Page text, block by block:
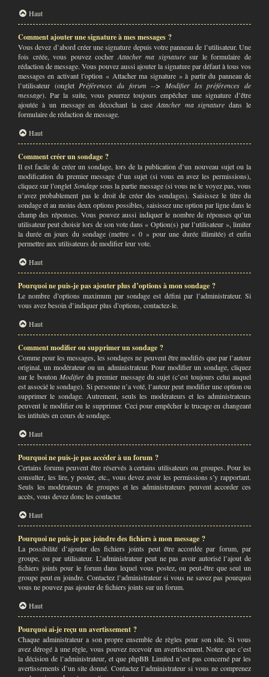
Haut
Comment ajouter une signature à mes messages ?
Vous devez d’abord créer une signature depuis votre panneau de l’utilisateur. Une
fois créée, vous pouvez cocher Attacher ma signaturesur le formulaire de
rédaction de message. Vous pouvez aussi ajouter la signature par défaut à tous vos
messages en activant l’option « Attacher ma signature » à partir du panneau de
l’utilisateur (onglet Préférences du forum --> Modifier les préférences de
message). Par la suite, vous pourrez toujours empêcher une signature d’être
ajoutée à un message en décochant la case Attacher ma signature dans le
formulaire de rédaction de message.
Haut
Comment créer un sondage ?
Il est facile de créer un sondage, lors de la publication d’un nouveau sujet ou la
modification du premier message d’un sujet (si vous en avez les permissions),
cliquez sur l’onglet Sondagesous la partie message (si vous ne le voyez pas, vous
n’avez probablement pas le droit de créer des sondages). Saisissez le titre du
sondage et au moins deux options possibles, saisissez une option par ligne dans le
champ des réponses. Vous pouvez aussi indiquer le nombre de réponses qu’un
utilisateur peut choisir lors de son vote dans « Option(s) par l’utilisateur », limiter
la durée en jours du sondage (mettre « 0 » pour une durée illimitée) et enfin
permettre aux utilisateurs de modifier leur vote.
Haut
Pourquoi ne puis-je pas ajouter plus d’options à mon sondage ?
Le nombre d’options maximum par sondage est défini par l’administrateur. Si
vous avez besoin d’indiquer plus d’options, contactez-le.
Haut
Comment modifier ou supprimer un sondage ?
Comme pour les messages, les sondages ne peuvent être modifiés que par l’auteur
original, un modérateur ou un administrateur. Pour modifier un sondage, cliquez
sur le bouton Modifierdu premier message du sujet (c’est toujours celui auquel
est associé le sondage). Si personne n’a voté, l’auteur peut modifier une option ou
supprimer le sondage. Autrement, seuls les modérateurs et les administrateurs
peuvent le modifier ou le supprimer. Ceci pour empêcher le trucage en changeant
les intitulés en cours de sondage.
Haut
Pourquoi ne puis-je pas accéder à un forum ?
Certains forums peuvent être réservés à certains utilisateurs ou groupes. Pour les
consulter, les lire, y poster, etc., vous devez avoir les permissions s’y rapportant.
Seuls les modérateurs de groupes et les administrateurs peuvent accorder ces
accès, vous devez donc les contacter.
Haut
Pourquoi ne puis-je pas joindre des fichiers à mon message ?
La possibilité d’ajouter des fichiers joints peut être accordée par forum, par
groupe, ou par utilisateur. L’administrateur peut ne pas avoir autorisé l’ajout de
fichiers joints pour le forum dans lequel vous postez, ou peut-être que seul un
groupe peut en joindre. Contactez l’administrateur si vous ne savez pas pourquoi
vous ne pouvez pas ajouter de fichiers joints sur un forum.
Haut
Pourquoi ai-je reçu un avertissement ?
Chaque administrateur a son propre ensemble de règles pour son site. Si vous
avez dérogé à une règle, vous pouvez recevoir un avertissement. Notez que c’est
la décision de l’administrateur, et que phpBB Limited n’est pas concerné par les
avertissements d’un site donné. Contactez l’administrateur si vous ne comprenez